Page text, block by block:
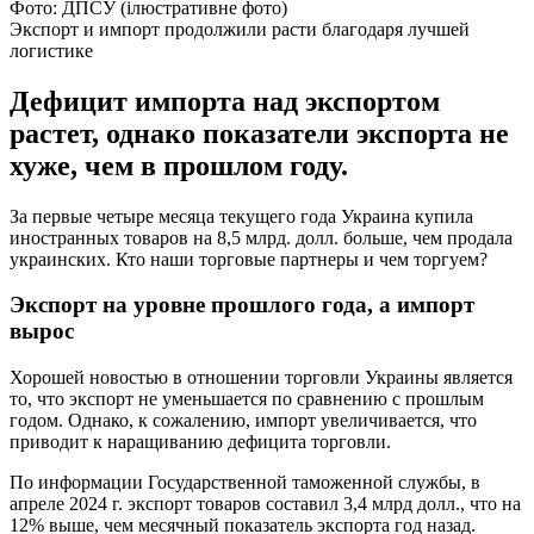
Фото: ДПСУ (ілюстративне фото)
Экспорт и импорт продолжили расти благодаря лучшей
логистике
Дефицит импорта над экспортом
растет, однако показатели экспорта не
хуже, чем в прошлом году.
За первые четыре месяца текущего года Украина купила
иностранных товаров на 8,5 млрд. долл. больше, чем продала
украинских. Кто наши торговые партнеры и чем торгуем?
Экспорт на уровне прошлого года, а импорт
вырос
Хорошей новостью в отношении торговли Украины является
то, что экспорт не уменьшается по сравнению с прошлым
годом. Однако, к сожалению, импорт увеличивается, что
приводит к наращиванию дефицита торговли.
По информации Государственной таможенной службы, в
апреле 2024 г. экспорт товаров составил 3,4 млрд долл., что на
12% выше, чем месячный показатель экспорта год назад.